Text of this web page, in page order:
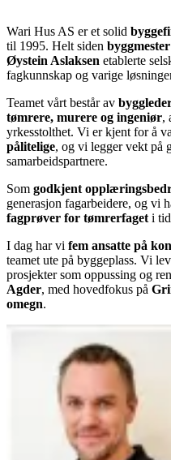
Wari Hus AS er et solid
til 1995. Helt siden
Øystein Aslaksen etablerte
fagkunnskap og varige
Teamet vårt består av
tømrere, murere og ingeniør,
yrkesstolthet. Vi er kjent for å
pålitelige, og vi legger vekt på
samarbeidspartnere.
Som godkjent
generasjon fagarbeidere, og vi
fagprøver for tømrerfageti
I dag har vi fem ansatte på
teamet ute på byggeplass. Vi
prosjekter som oppussing og
Agder, med hovedfokus på
omegn.